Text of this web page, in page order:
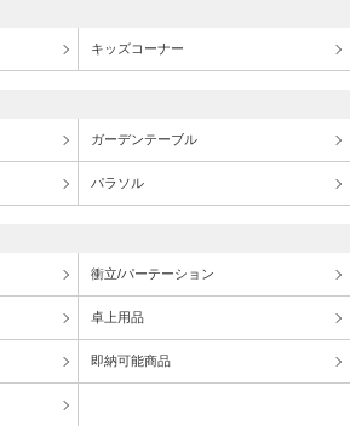
キッズコーナー
ガーデンテーブル
パラソル
衝立/パーテーション
卓上用品
即納可能商品